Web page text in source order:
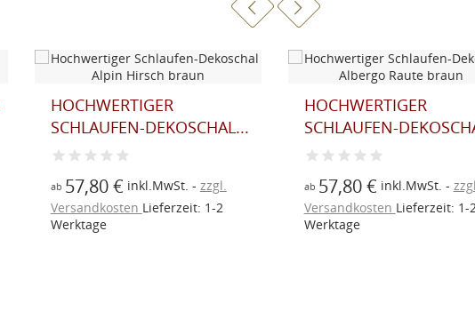
HOCHWERTIGER
SCHLAUFEN-DEKOSCHAL...
ab 57,80 € inkl.MwSt.
zzgl.
Versandkosten Lieferzeit: 1-2
Werktage
HOCHWERTIGER
SCHLAUFEN-
ab 57,80 € inkl.MwSt.
Versandkosten Lieferzeit: 1-
Werktage